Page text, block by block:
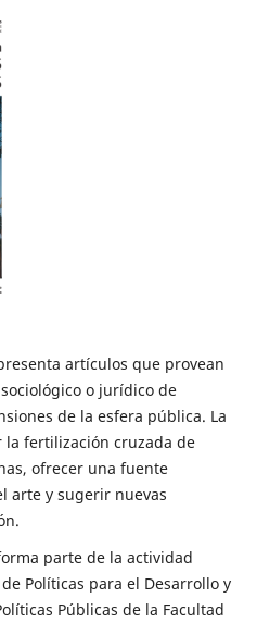
artículos que provean
o jurídico de
de la esfera pública. La
fertilización cruzada de
ofrecer una fuente
arte y sugerir nuevas
parte de la actividad
Políticas para el Desarrollo y
Públicas de la Facultad